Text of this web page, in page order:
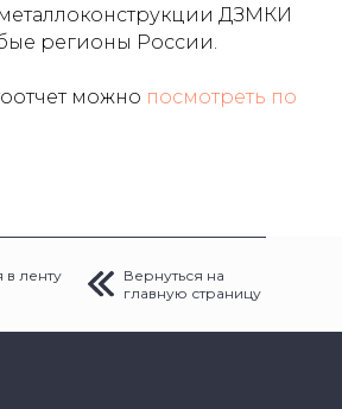
ДЗМКИ
регионы России.
можно посмотреть по
в ленту
Вернуться на
главную страницу